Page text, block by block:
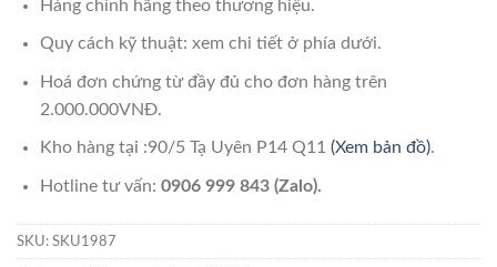
Hàng chính hãng theo thương hiệu.
Quy cách kỹ thuật: xem chi tiết ở phía dưới.
Hoá đơn chứng từ đầy đủ cho đơn hàng trên
2.000.000VNĐ.
Kho hàng tại :90/5 Tạ Uyên P14 Q11 (Xem bản đồ).
Hotline tư vấn: 0906 999 843 (Zalo).
SKU: SKU1987